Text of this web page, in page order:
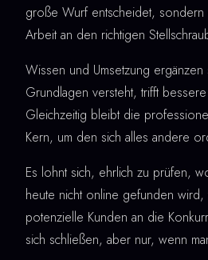
große Wurf entscheidet, sondern
Arbeit an den richtigen
Wissen und Umsetzung
Grundlagen versteht, trifft
Gleichzeitig bleibt die
Kern, um den sich alles andere
Es lohnt sich, ehrlich zu prüfen,
heute nicht online gefunden wird,
potenzielle Kunden an die
sich schließen, aber nur, wenn